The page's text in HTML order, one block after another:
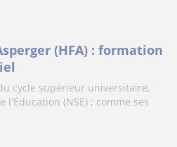
(HFA) : formation
cycle supérieur universitaire,
l'Education (NSE) ; comme ses